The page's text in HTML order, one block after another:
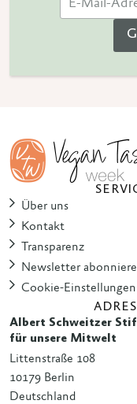
Über uns
Kontakt
Transparenz
Newsletter
Cookie-Einstellungen
Albert Schweitzer
für unsere Mitwelt
Littenstraße 108
10179 Berlin
Deutschland